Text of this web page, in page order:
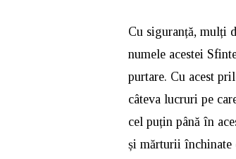
Cu siguranță, mulți
numele acestei
purtare. Cu acest
câteva lucruri pe
cel puțin până în
și mărturii închinate